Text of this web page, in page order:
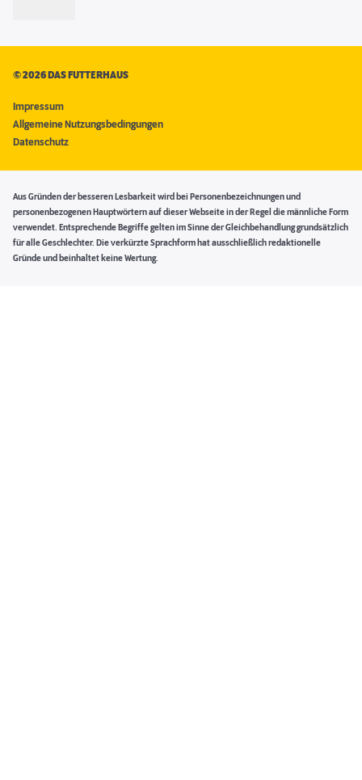
©2026 DAS FUTTERHAUS
Impressum
Allgemeine Nutzungsbedingungen
Datenschutz
Aus Gründen der besseren Lesbarkeit wird bei Personenbezeichnungen und
personenbezogenen Hauptwörtern auf dieser Webseite in der Regel die männliche Form
verwendet. Entsprechende Begriffe gelten im Sinne der Gleichbehandlung grundsätzlich
für alle Geschlechter. Die verkürzte Sprachform hat ausschließlich redaktionelle
Gründe und beinhaltet keine Wertung.